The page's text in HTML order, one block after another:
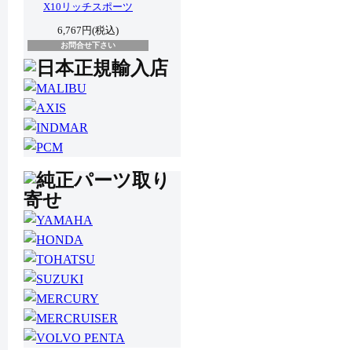
X10リッチスポーツ
6,767円(税込)
お問合せ下さい